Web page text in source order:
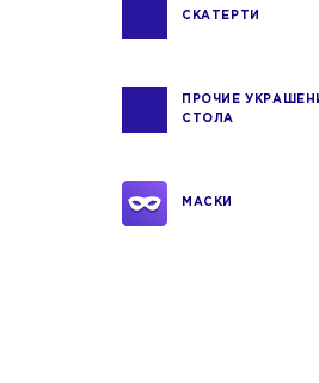
СКАТЕРТИ
ПРОЧИЕ
СТОЛА
МАСКИ